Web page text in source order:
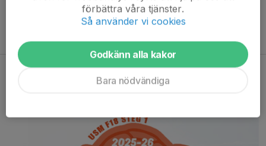
Bankkonto 8183-6,303029921-2
förbättra våra tjänster.
Så använder vi cookies
Godkänn alla kakor
Bara nödvändiga